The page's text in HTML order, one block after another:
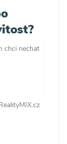
chci nechat